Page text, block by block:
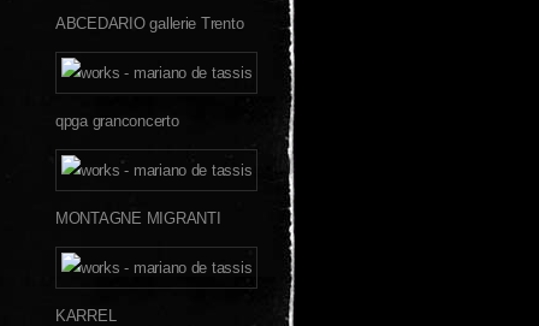
ABCEDARIO gallerie Trento
qpga granconcerto
MONTAGNE MIGRANTI
KARREL